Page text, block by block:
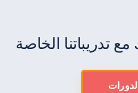
تدريباتنا الخاصة